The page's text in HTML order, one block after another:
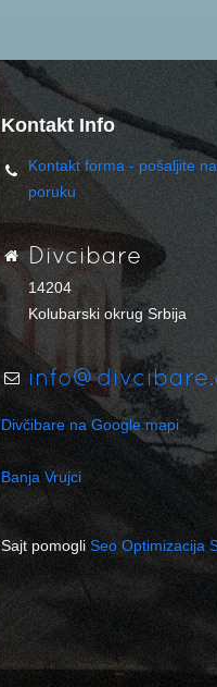
Kontakt Info
Kontakt forma - pošaljite
poruku
Divcibare
14204
Kolubarski okrug Srbija
Divčibare na Google mapi
Banja Vrujci
Sajt pomogli Seo Optimizacija